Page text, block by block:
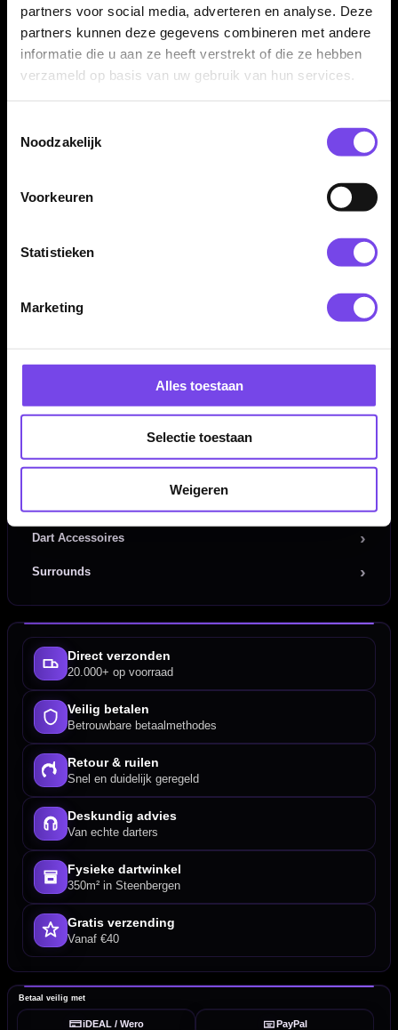
partners voor social media, adverteren en analyse. Deze
partners kunnen deze gegevens combineren met andere
informatie die u aan ze heeft verstrekt of die ze hebben
verzameld op basis van uw gebruik van hun services.
Noodzakelijk
Voorkeuren
Statistieken
Marketing
Alles toestaan
Selectie toestaan
Weigeren
Order Verwerking
Bedrijfsgegevens
Afstand & Hoogte
Spelregels Darten
Dartborden
Dart Shirts & Kleding
Mobiele Dartbaan
Scoreborden
Dart Accessoires
Surrounds
Direct verzonden
20.000+ op voorraad
Veilig betalen
Betrouwbare betaalmethodes
Retour & ruilen
Snel en duidelijk geregeld
Deskundig advies
Van echte darters
Fysieke dartwinkel
350m² in Steenbergen
Gratis verzending
Vanaf €40
Betaal veilig met
iDEAL / Wero PayPal